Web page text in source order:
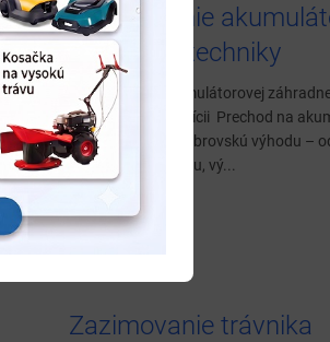
Zazimovanie
záhradnej techniky
Zazimovanie akumulátorovej
prežili zimu v kondícii Prechod na
techniku prináša obrovskú výhodu –
stabilizáciu benzínu, vý...
Zazimovanie trávnika